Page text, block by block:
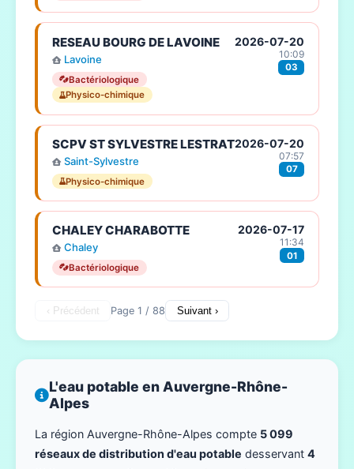
RESEAU BOURG DE LAVOINE
Lavoine
Bactériologique
Physico-chimique
2026-07-20
10:09
03
SCPV ST SYLVESTRE LESTRAT
Saint-Sylvestre
Physico-chimique
2026-07-20
07:57
07
CHALEY CHARABOTTE
Chaley
Bactériologique
2026-07-17
11:34
01
‹ Précédent Page 1 / 88 Suivant ›
L'eau potable en Auvergne-Rhône-
Alpes
La région Auvergne-Rhône-Alpes compte 5 099
réseaux de distribution d'eau potable desservant 4